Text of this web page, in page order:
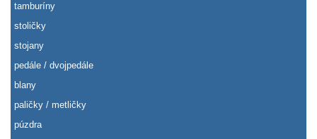
tamburíny
stoličky
stojany
pedále / dvojpedále
blany
paličky / metličky
púzdra